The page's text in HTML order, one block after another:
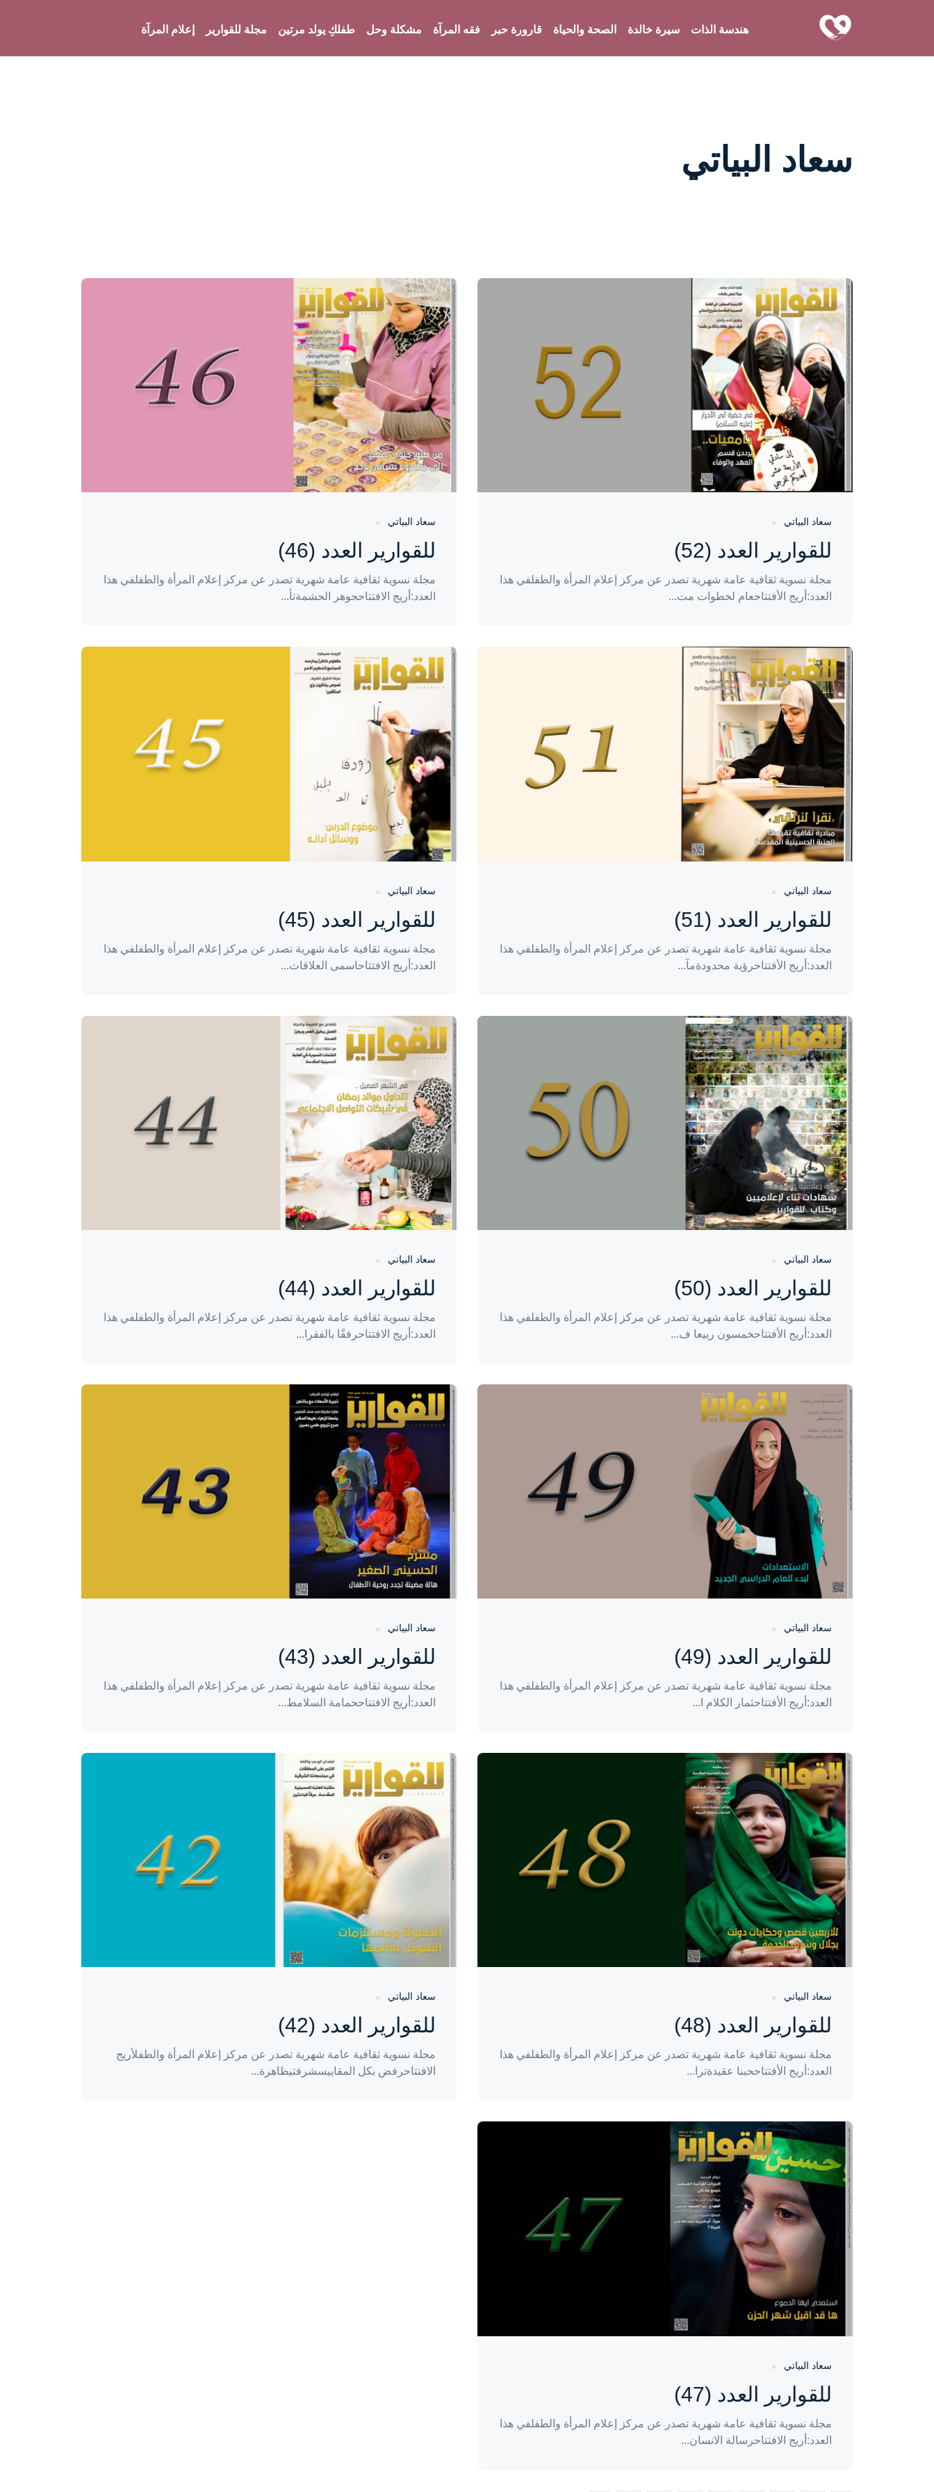
هندسة الذات سيرة خالدة الصحة والحياة قارورة حبر فقه المرآة مشكلة وحل طفلكِ يولد مرتين مجلة للقوارير إعلام المرآة
سعاد البياتي
واحة المرأة
منذ 3 سنوات
سعاد البياتي
للقوارير العدد (52)
مجلة نسوية ثقافية عامة شهرية تصدر عن مركز إعلام المرأة والطفلفي هذا
العدد:أريج الأفتتاحعام لخطوات مت...
واحة المرأة
منذ 3 سنوات
سعاد البياتي
للقوارير العدد (51)
مجلة نسوية ثقافية عامة شهرية تصدر عن مركز إعلام المرأة والطفلفي هذا
العدد:أريج الأفتتاحرؤية محدودةمآ...
واحة المرأة
منذ 3 سنوات
سعاد البياتي
للقوارير العدد (50)
مجلة نسوية ثقافية عامة شهرية تصدر عن مركز إعلام المرأة والطفلفي هذا
العدد:أريج الأفتتاحخمسون ربيعا ف...
واحة المرأة
سعاد البياتي
للقوارير العدد (49)
مجلة نسوية ثقافية عامة شهرية تصدر عن مركز إعلام المرأة والطفلفي هذا
العدد:أريج الأفتتاحثمار الكلام ا...
واحة المرأة
منذ 3 سنوات
سعاد البياتي
للقوارير العدد (48)
مجلة نسوية ثقافية عامة شهرية تصدر عن مركز إعلام المرأة والطفلفي هذا
العدد:أريج الأفتتاححبنا عقيدةترا...
واحة المرأة
منذ 4 سنوات
سعاد البياتي
للقوارير العدد (47)
مجلة نسوية ثقافية عامة شهرية تصدر عن مركز إعلام المرأة والطفلفي هذا
العدد:أريج الافتتاحرسالة الانسان...
واحة المرأة
منذ 4 سنوات
سعاد البياتي
للقوارير العدد (46)
مجلة نسوية ثقافية عامة شهرية تصدر عن مركز إعلام المرأة والطفلفي هذا
العدد:أريج الافتتاحجوهر الحشمةتأ...
واحة المرأة
منذ 4 سنوات
سعاد البياتي
للقوارير العدد (45)
مجلة نسوية ثقافية عامة شهرية تصدر عن مركز إعلام المرأة والطفلفي هذا
العدد:أريج الافتتاحاسمى العلاقات...
واحة المرأة
منذ 4 سنوات
سعاد البياتي
للقوارير العدد (44)
مجلة نسوية ثقافية عامة شهرية تصدر عن مركز إعلام المرأة والطفلفي هذا
العدد:أريج الافتتاحرفقًا بالفقرا...
واحة المرأة
منذ 4 سنوات
سعاد البياتي
للقوارير العدد (43)
مجلة نسوية ثقافية عامة شهرية تصدر عن مركز إعلام المرأة والطفلفي هذا
العدد:أريج الافتتاححمامة السلامط...
واحة المرأة
منذ 4 سنوات
سعاد البياتي
للقوارير العدد (42)
مجلة نسوية ثقافية عامة شهرية تصدر عن مركز إعلام المرأة والطفلأريج
الافتتاحرفض بكل المقاييسشرفتيظاهرة...